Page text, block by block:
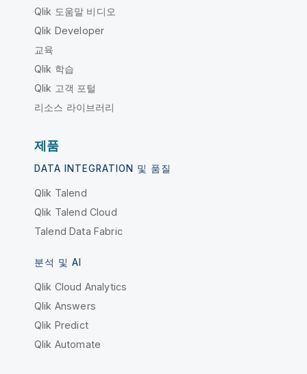
Qlik 도움말 비디오
Qlik Developer
교육
Qlik 학습
Qlik 고객 포털
리소스 라이브러리
제품
DATA INTEGRATION 및 품질
Qlik Talend
Qlik Talend Cloud
Talend Data Fabric
분석 및 AI
Qlik Cloud Analytics
Qlik Answers
Qlik Predict
Qlik Automate